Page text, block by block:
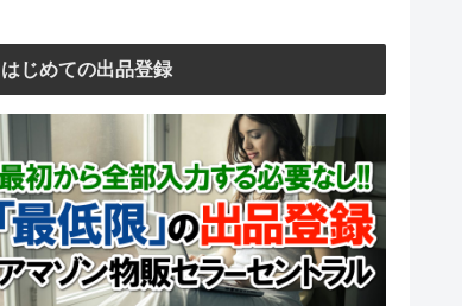
はじめての出品登録